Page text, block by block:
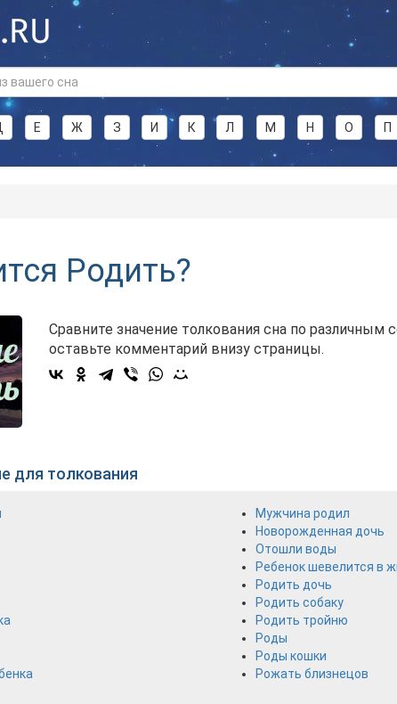
Е Ж З И К Л М Н О П
Родить?
Сравните значение толкования сна по различным
оставьте комментарий внизу страницы.
для толкования
Мужчина родил
Новорожденная дочь
Отошли воды
Ребенок шевелится в
Родить дочь
Родить собаку
Родить тройню
Роды
Роды кошки
Рожать близнецов